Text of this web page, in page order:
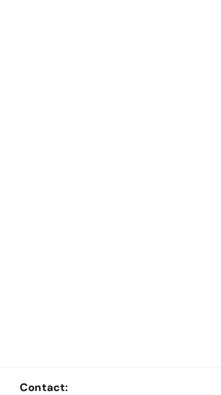
Contact: